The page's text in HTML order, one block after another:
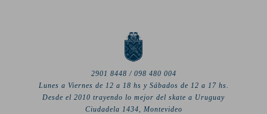
2901 8448 / 098 480 004
Lunes a Viernes de 12 a 18 hs y Sábados de 12 a 17 hs.
Desde el 2010 trayendo lo mejor del skate a Uruguay
Ciudadela 1434, Montevideo